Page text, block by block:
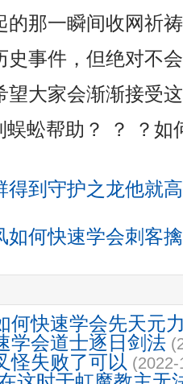
的那一瞬间收网祈
史事件，但绝对不
望大家会渐渐接受
蜈蚣帮助？ ？ ？如
得到守护之龙他就
如何快速学会刺客
何快速学会先天元
学会道士逐日剑法
怪失败了可以